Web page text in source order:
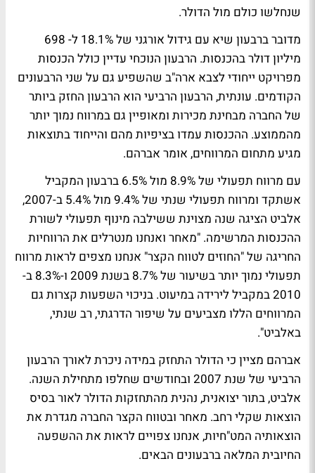
שנחלשו כולם מול הדולר.
מדובר ברבעון שיא עם גידול אורגני של 18.1% ל- 698
מיליון דולר בהכנסות. הרבעון הנוכחי עדיין כולל הכנסות
מפרויקט ייחודי לצבא ארה"ב שהשפיע גם על שני הרבעונים
הקודמים. עונתית, הרבעון הרביעי הוא הרבעון החזק ביותר
של החברה מבחינת מכירות ומאופיין גם במרווח נמוך יותר
מהממוצע. ההכנסות עמדו בציפיות מהם והייחוד בתוצאות
מגיע מתחום המרווחים, אומר אברהם.
עם מרווח תפעולי של 8.9% מול 6.5% ברבעון המקביל
אשתקד ומרווח תפעולי שנתי של 9.4% מול 5.4% ב-2007,
אלביט הציגה שנה מצוינת ששילבה מינוף תפעולי לשורת
ההכנסות המרשימה. "מאחר ואנחנו מנטרלים את הרווחיות
החריגה של "החוזים לטווח הקצר" אנחנו מצפים לראות מרווח
תפעולי נמוך יותר בשיעור של 8.7% בשנת 2009 ו-8.3% ב-
2010 במקביל לירידה במיעוט. בניכוי השפעות קצרות גם
המרווחים הללו מצביעים על שיפור הדרגתי, רב שנתי,
באלביט".
אברהם מציין כי הדולר התחזק במידה ניכרת לאורך הרבעון
הרביעי של שנת 2007 ובחודשים שחלפו מתחילת השנה.
אלביט, בתור יצואנית, נהנית מהתחזקות הדולר לאור בסיס
הוצאות שקלי רחב. מאחר ובטווח הקצר החברה מגדרת את
הוצאותיה המט"חיות, אנחנו צפויים לראות את ההשפעה
החיובית המלאה ברבעונים הבאים.